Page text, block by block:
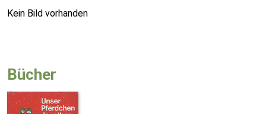
Kein Bild vorhanden
Bücher